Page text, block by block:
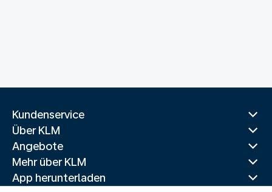
Kundenservice
Über KLM
Angebote
Mehr über KLM
App herunterladen